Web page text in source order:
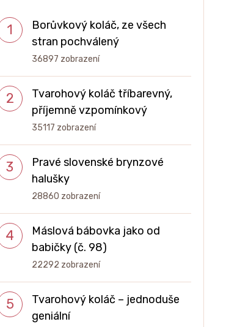
Borůvkový koláč, ze všech
stran pochválený
36897 zobrazení
Tvarohový koláč tříbarevný,
příjemně vzpomínkový
35117 zobrazení
Pravé slovenské brynzové
halušky
28860 zobrazení
Máslová bábovka jako od
babičky (č. 98)
22292 zobrazení
Tvarohový koláč – jednoduše
geniální